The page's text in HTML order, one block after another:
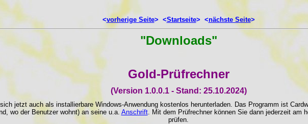
<vorherige Seite> <Startseite> <nächste Seite>
"Downloads"
Gold-Prüfrechner
(Version 1.0.0.1 - Stand: 25.10.2024)
jetzt auch als installierbare Windows-Anwendung kostenlos herunterladen. Das Programm ist
wo der Benutzer wohnt) an seine u.a. Anschrift. Mit dem Prüfrechner können Sie dann jederzeit am
prüfen.